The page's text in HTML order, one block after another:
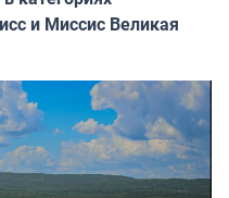
и Миссис Великая